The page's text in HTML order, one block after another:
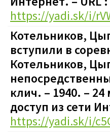
https://yadi.sk/i/
Котельников,
вступили в
Котельников,
клич. – 1940. –
доступ из сети
https://yadi.sk/i/